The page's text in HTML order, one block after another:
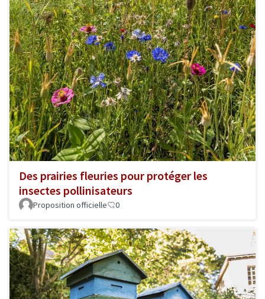
Des prairies fleuries pour protéger les
insectes pollinisateurs
Proposition officielle 0